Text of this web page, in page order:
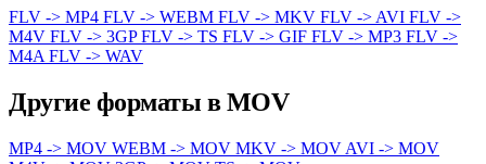
FLV -> MP4 FLV -> WEBM FLV -> MKV FLV -> AVI FLV ->
M4V FLV -> 3GPFLV -> TS FLV -> GIF FLV -> MP3 FLV ->
M4A FLV -> WAV
Другие форматы в MOV
MP4 -> MOV WEBM -> MOV MKV -> MOV AVI -> MOV